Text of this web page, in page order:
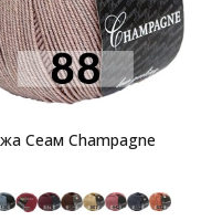
Сеам Champagne